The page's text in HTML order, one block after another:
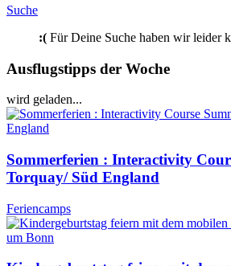
Suche
:( Für Deine Suche haben wir leider
Ausflugstipps der Woche
wird geladen...
Sommerferien : Interactivity
Torquay/ Süd England
Feriencamps